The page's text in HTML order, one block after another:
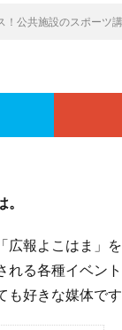
公共施設のスポーツ講
報よこはま」
る各種イベン
好きな媒体です